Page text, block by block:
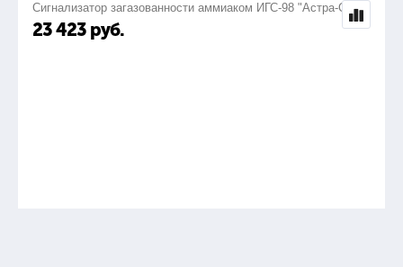
Сигнализатор загазованности аммиаком ИГС-98 "Астра-СВ"
23 423 руб.